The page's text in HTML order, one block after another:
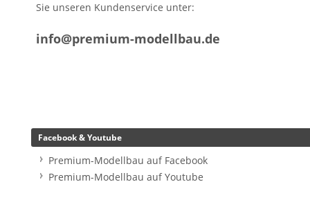
Sie unseren Kundenservice unter:
info@premium-modellbau.de
Facebook & Youtube
Premium-Modellbau auf Facebook
Premium-Modellbau auf Youtube